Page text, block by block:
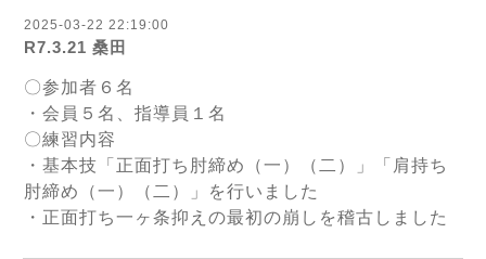
2025-03-22 22:19:00
R7.3.21 桑田
〇参加者６名
・会員５名、指導員１名
〇練習内容
・基本技「正面打ち肘締め（一）（二）」「肩持ち
肘締め（一）（二）」を行いました
・正面打ち一ヶ条抑えの最初の崩しを稽古しました